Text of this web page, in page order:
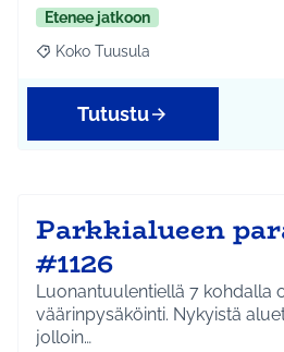
Etenee jatkoon
Rajaa tulokset aihepiirin mukaan:
Koko Tuusula
Tutustu
Parkkialueen
#1126
Luonantuulentiellä 7 kohdalla
väärinpysäköinti. Nykyistä
jolloin…